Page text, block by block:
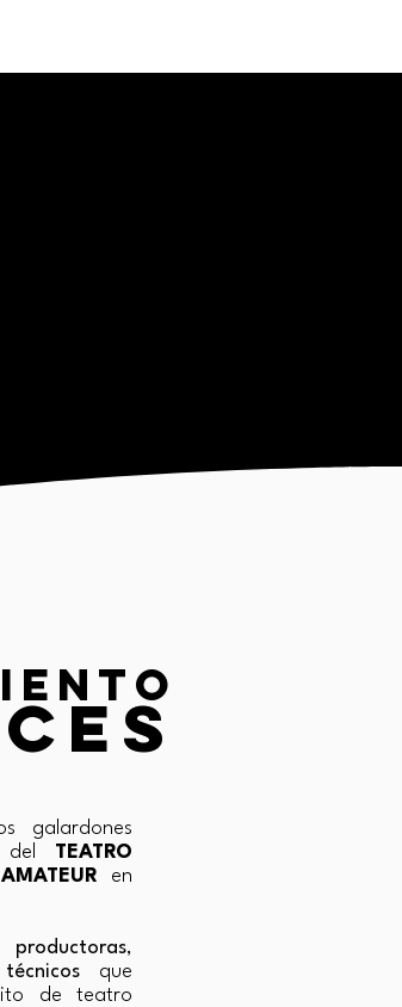
galardones
del TEATRO
AMATEUR en
productoras,
que
de teatro